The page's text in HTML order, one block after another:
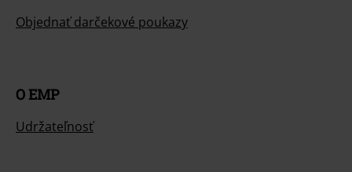
Objednať darčekové poukazy
O EMP
Udržateľnosť